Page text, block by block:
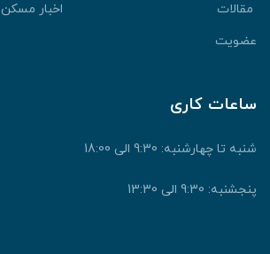
مقالات
اخبار مسکن
عضویت
ساعات کاری
شنبه تا چهارشنبه: 9:30 الی 18:00
پنجشنبه: 9:30 الی 13:30